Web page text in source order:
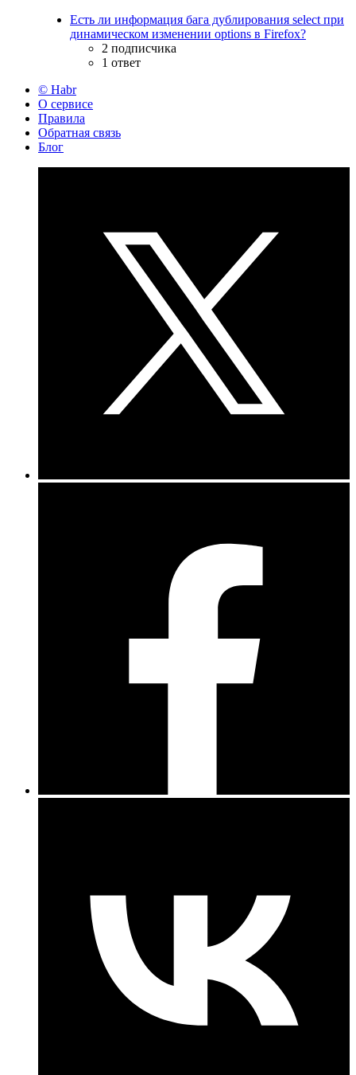
Есть ли информация бага дублирования select при
динамическом изменении options в Firefox?
2 подписчика
1 ответ
© Habr
О сервисе
Правила
Обратная связь
Блог